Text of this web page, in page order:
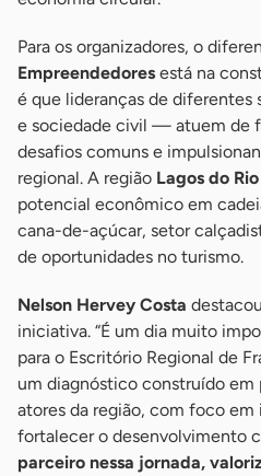
Para os organizadores, o
Empreendedores está na
é que lideranças de
e sociedade civil — atuem de
desafios comuns e
regional. A região Lagos do
potencial econômico em
cana-de-açúcar, setor
de oportunidades no turismo.
Nelson Hervey Costa
iniciativa. “É um dia muito
para o Escritório Regional de
um diagnóstico construído em
atores da região, com foco
fortalecer o desenvolvimento
parceiro nessa jornada,